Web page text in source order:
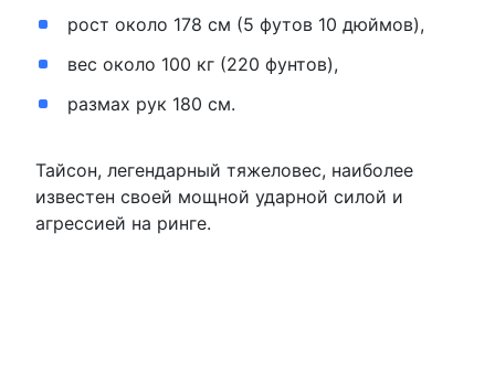
рост около 178 см (5 футов 10 дюймов),
вес около 100 кг (220 фунтов),
размах рук 180 см.
Тайсон, легендарный тяжеловес, наиболее
известен своей мощной ударной силой и
агрессией на ринге.